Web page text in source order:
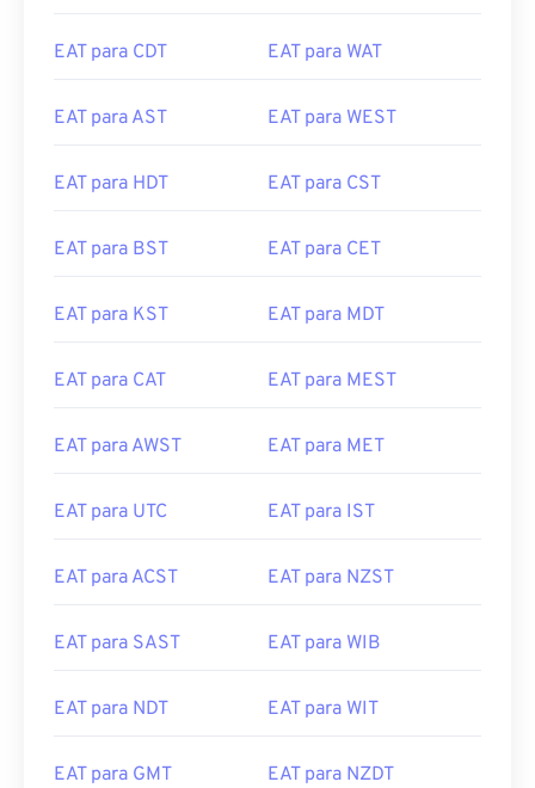
EAT para CDT EAT para WAT
EAT para AST EAT para WEST
EAT para HDT EAT para CST
EAT para BST EAT para CET
EAT para KST EAT para MDT
EAT para CAT EAT para MEST
EAT para AWST EAT para MET
EAT para UTC EAT para IST
EAT para ACST EAT para NZST
EAT para SAST EAT para WIB
EAT para NDT EAT para WIT
EAT para GMT EAT para NZDT